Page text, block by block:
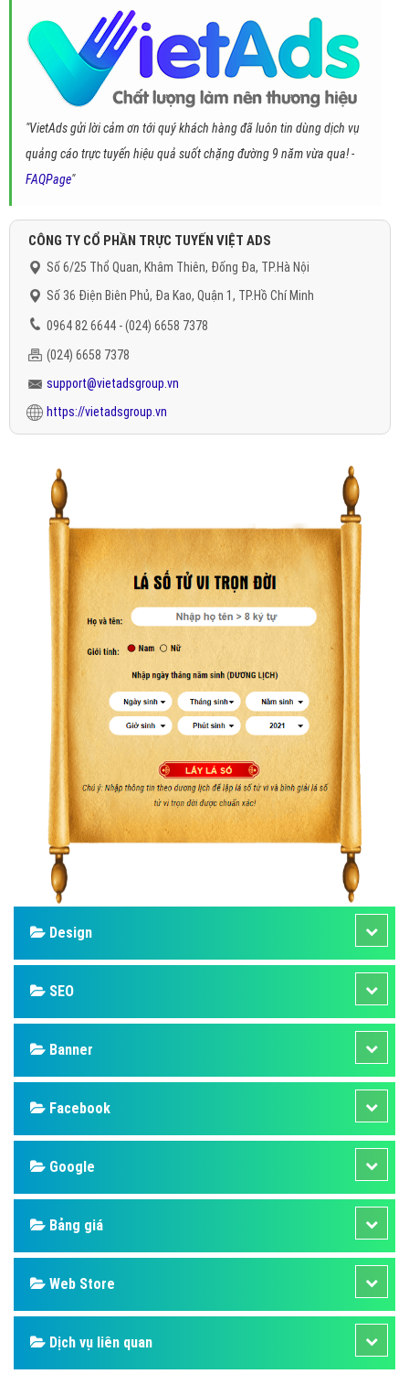
"VietAds gửi lời cảm ơn tới quý khách hàng đã luôn tin dùng dịch vụ
quảng cáo trực tuyến hiệu quả suốt chặng đường 9 năm vừa qua! -
FAQPage"
CÔNG TY CỔ PHẦN TRỰC TUYẾN VIỆT ADS
Số 6/25 Thổ Quan, Khâm Thiên, Đống Đa, TP.Hà Nội
Số 36 Điện Biên Phủ, Đa Kao, Quận 1, TP.Hồ Chí Minh
0964 82 6644 - (024) 6658 7378
(024) 6658 7378
support@vietadsgroup.vn
https://vietadsgroup.vn
Design
SEO
Banner
Facebook
Google
Bảng giá
Web Store
Dịch vụ liên quan